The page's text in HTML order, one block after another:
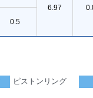
6.97
0.5
ピストンリング